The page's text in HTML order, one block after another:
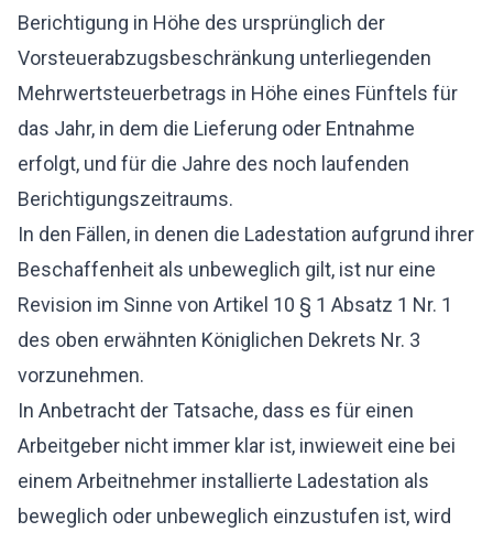
Berichtigung in Höhe des ursprünglich der
Vorsteuerabzugsbeschränkung unterliegenden
Mehrwertsteuerbetrags in Höhe eines Fünftels für
das Jahr, in dem die Lieferung oder Entnahme
erfolgt, und für die Jahre des noch laufenden
Berichtigungszeitraums.
In den Fällen, in denen die Ladestation aufgrund ihrer
Beschaffenheit als unbeweglich gilt, ist nur eine
Revision im Sinne von Artikel 10 § 1 Absatz 1 Nr. 1
des oben erwähnten Königlichen Dekrets Nr. 3
vorzunehmen.
In Anbetracht der Tatsache, dass es für einen
Arbeitgeber nicht immer klar ist, inwieweit eine bei
einem Arbeitnehmer installierte Ladestation als
beweglich oder unbeweglich einzustufen ist, wird